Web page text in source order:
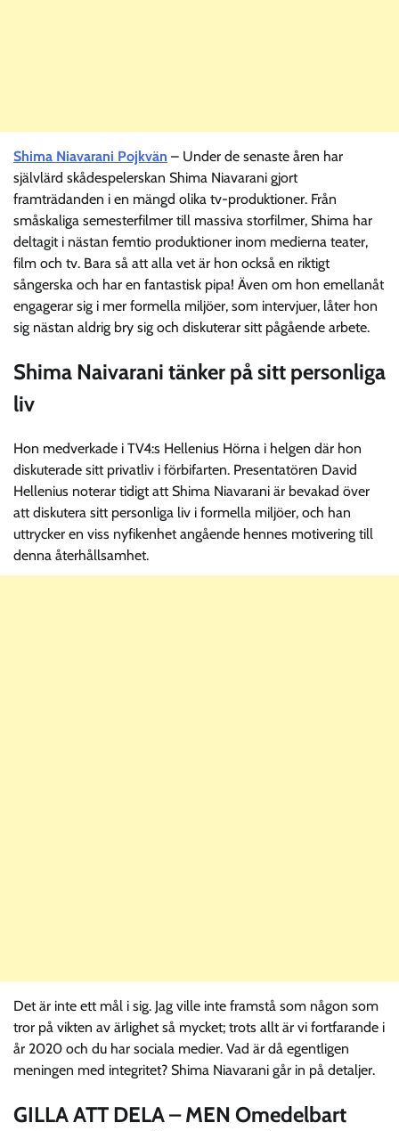
Shima Niavarani Pojkvän – Under de senaste åren har
självlärd skådespelerskan Shima Niavarani gjort
framträdanden i en mängd olika tv-produktioner. Från
småskaliga semesterfilmer till massiva storfilmer, Shima har
deltagit i nästan femtio produktioner inom medierna teater,
film och tv. Bara så att alla vet är hon också en riktigt
sångerska och har en fantastisk pipa! Även om hon emellanåt
engagerar sig i mer formella miljöer, som intervjuer, låter hon
sig nästan aldrig bry sig och diskuterar sitt pågående arbete.
Shima Naivarani tänker på sitt personliga
liv
Hon medverkade i TV4:s Hellenius Hörna i helgen där hon
diskuterade sitt privatliv i förbifarten. Presentatören David
Hellenius noterar tidigt att Shima Niavarani är bevakad över
att diskutera sitt personliga liv i formella miljöer, och han
uttrycker en viss nyfikenhet angående hennes motivering till
denna återhållsamhet.
Det är inte ett mål i sig. Jag ville inte framstå som någon som
tror på vikten av ärlighet så mycket; trots allt är vi fortfarande i
år 2020 och du har sociala medier. Vad är då egentligen
meningen med integritet? Shima Niavarani går in på detaljer.
GILLA ATT DELA – MEN Omedelbart